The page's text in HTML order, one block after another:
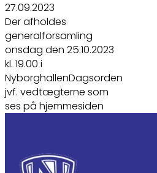
27.09.2023
Der afholdes
generalforsamling
onsdag den 25.10.2023
kl. 19.00 i
NyborghallenDagsorden
jvf. vedtægterne som
ses på hjemmesiden